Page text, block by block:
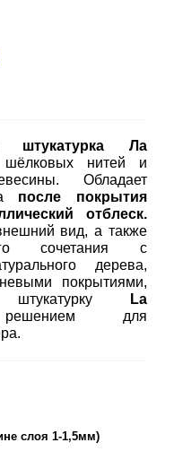
штукатурка Ла
нитей и
Обладает
после покрытия
отблеск.
вид, а также
сочетания с
дерева,
покрытиями,
штукатурку
La
для
слоя 1-1,5мм)